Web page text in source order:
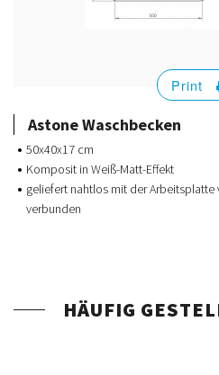
Astone Waschbecken
50x40x17 cm
Komposit in Weiß-Matt-Effekt
geliefert nahtlos mit der
verbunden
Print
HÄUFIG